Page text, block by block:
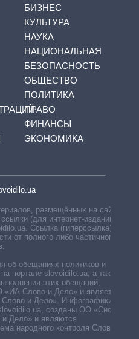
БИЗНЕС
КУЛЬТУРА
НАУКА
НАЦИОНАЛЬНАЯ
БЕЗОПАСНОСТЬ
ОБЩЕСТВО
ПОЛИТИКА
ПРАВО
ФИНАНСЫ
ЭКОНОМИКА
размещённых на сайте,
(для интернет-изданий —
Ссылка (гиперссылка)
от полного либо частичного
об обещаниях политиков и
портале slovoidilo.ua, а также
этих обещаний,
Слово и Дело» и является
и Дело». Инфографики,
созданы ОО «Система
и Дело» и являются
народного контроля Слово и